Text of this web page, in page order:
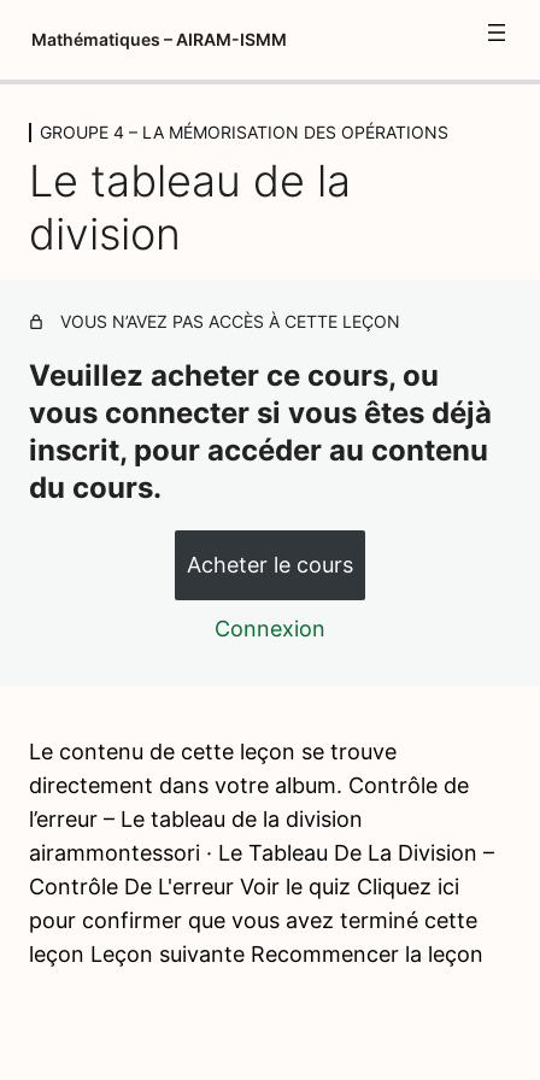
Mathématiques – AIRAM-ISMM
INTRODUCTION AUX
MATHÉMATIQUES
GROUPE 1 – LA NUMÉRATION DE 1
GROUPE 2 – LE SYSTÈME DÉCIMAL
13 leçons, 5 quiz
GROUPE 3 – LA NUMÉRATION DE 11
À L'INFINI
7 leçons, 2 quiz
GROUPE 4 – LA MÉMORISATION
Création de l'album n°2 de mathématiques
Le jeu du serpent de l’addition
Le jeu du serpent de la soustraction
Le tableau de la soustraction
Les tables de mémorisation de la soustraction et table
de contrôle
Introduction à la mémorisation de la multiplication : les
perles de couleurs
GROUPE 4 – LA MÉMORISATION DES OPÉRATIONS
Le tableau de la
division
VOUS N’AVEZ PAS ACCÈS À CETTE LEÇON
Veuillez acheter ce cours, ou
vous connecter si vous êtes déjà
inscrit, pour accéder au contenu
du cours.
Acheter le cours
Connexion
Le contenu de cette leçon se trouve
directement dans votre album. Contrôle de
l’erreur – Le tableau de la division
airammontessori · Le Tableau De La Division –
Contrôle De L'erreur Voir le quiz Cliquez ici
pour confirmer que vous avez terminé cette
leçon Leçon suivante Recommencer la leçon